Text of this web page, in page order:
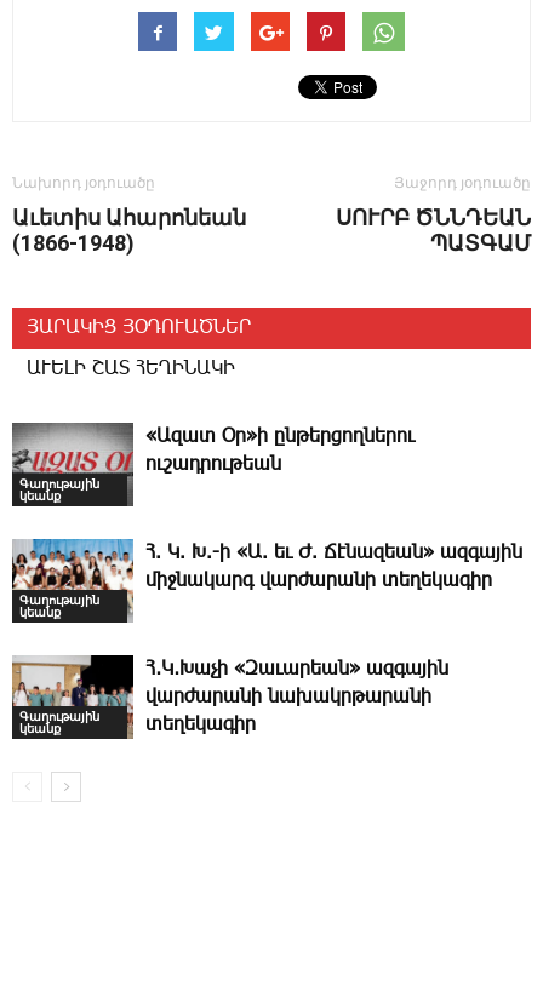
Նախորդ յօդուածը
Աւետիս Ահարոնեան
(1866-1948)
Յաջորդ յօդուածը
ՍՈՒՐԲ ԾՆՆԴԵԱՆ
ՊԱՏԳԱՄ
ՅԱՐԱԿԻՑ ՅՕԴՈՒԱԾՆԵՐ
ԱՒԵԼԻ ՇԱՏ ՀԵՂԻՆԱԿԻ
Գաղութային
կեանք
«Ազատ Օր»ի ընթերցողներու
ուշադրութեան
Գաղութային
կեանք
Հ. Կ. Խ.-ի «Ա. եւ Ժ. ­Ճէնազեան» ազգային
միջնակարգ վարժարանի տեղեկագիր
Գաղութային
կեանք
Հ․Կ․Խաչի «Զաւարեան» ազգային
վարժարանի նախակրթարանի
տեղեկագիր